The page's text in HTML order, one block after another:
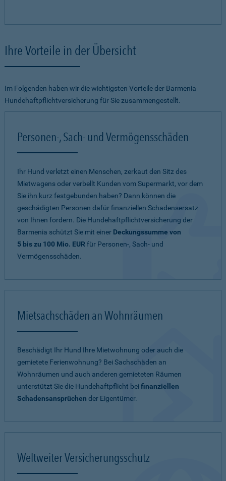
Ihre Vorteile in der Übersicht
Im Folgenden haben wir die wichtigsten Vorteile der Barmenia
Hundehaftpflichtversicherung für Sie zusammengestellt.
Personen-, Sach- und Vermögensschäden
Ihr Hund verletzt einen Menschen, zerkaut den Sitz des
Mietwagens oder verbellt Kunden vom Supermarkt, vor dem
Sie ihn kurz festgebunden haben? Dann können die
geschädigten Personen dafür finanziellen Schadensersatz
von Ihnen fordern. Die Hundehaftpflichtversicherung der
Barmenia schützt Sie mit einer Deckungssumme von
5 bis zu 100 Mio. EURfür Personen-, Sach- und
Vermögensschäden.
Mietsachschäden an Wohnräumen
Beschädigt Ihr Hund Ihre Mietwohnung oder auch die
gemietete Ferienwohnung? Bei Sachschäden an
Wohnräumen und auch anderen gemieteten Räumen
unterstützt Sie die Hundehaftpflicht beifinanziellen
Schadensansprüchen der Eigentümer.
Weltweiter Versicherungsschutz